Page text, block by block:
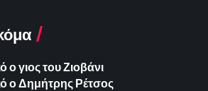
ο γιος του Ζιοβάνι
ο Δημήτρης Ρέτσος